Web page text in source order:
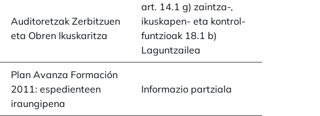
Auditoretzak Zerbitzuen
eta Obren Ikuskaritza
art. 14.1 g) zaintza-,
ikuskapen- eta kontrol-
funtzioak 18.1 b)
Laguntzailea
Plan Avanza Formación
2011: espedienteen
iraungipena
Informazio partziala